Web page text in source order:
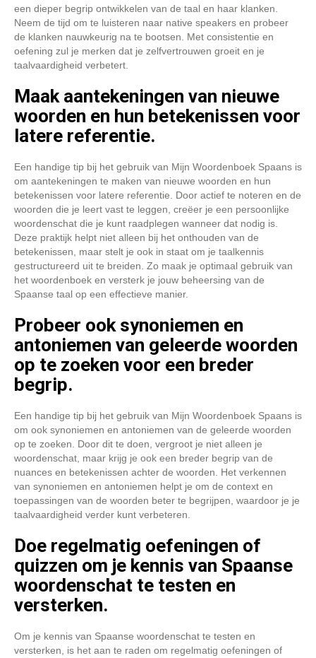
een dieper begrip ontwikkelen van de taal en haar klanken.
Neem de tijd om te luisteren naar native speakers en probeer
de klanken nauwkeurig na te bootsen. Met consistentie en
oefening zul je merken dat je zelfvertrouwen groeit en je
taalvaardigheid verbetert.
Maak aantekeningen van nieuwe
woorden en hun betekenissen voor
latere referentie.
Een handige tip bij het gebruik van Mijn Woordenboek Spaans is
om aantekeningen te maken van nieuwe woorden en hun
betekenissen voor latere referentie. Door actief te noteren en de
woorden die je leert vast te leggen, creëer je een persoonlijke
woordenschat die je kunt raadplegen wanneer dat nodig is.
Deze praktijk helpt niet alleen bij het onthouden van de
betekenissen, maar stelt je ook in staat om je taalkennis
gestructureerd uit te breiden. Zo maak je optimaal gebruik van
het woordenboek en versterk je jouw beheersing van de
Spaanse taal op een effectieve manier.
Probeer ook synoniemen en
antoniemen van geleerde woorden
op te zoeken voor een breder
begrip.
Een handige tip bij het gebruik van Mijn Woordenboek Spaans is
om ook synoniemen en antoniemen van de geleerde woorden
op te zoeken. Door dit te doen, vergroot je niet alleen je
woordenschat, maar krijg je ook een breder begrip van de
nuances en betekenissen achter de woorden. Het verkennen
van synoniemen en antoniemen helpt je om de context en
toepassingen van de woorden beter te begrijpen, waardoor je je
taalvaardigheid verder kunt verbeteren.
Doe regelmatig oefeningen of
quizzen om je kennis van Spaanse
woordenschat te testen en
versterken.
Om je kennis van Spaanse woordenschat te testen en
versterken, is het aan te raden om regelmatig oefeningen of